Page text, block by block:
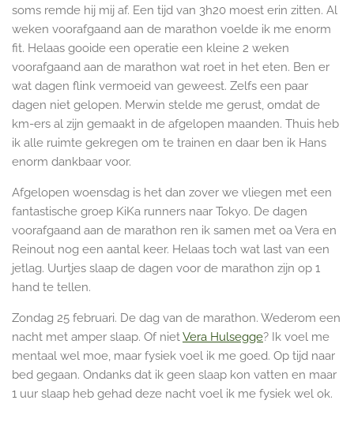
soms remde hij mij af. Een tijd van 3h20 moest erin zitten. Al
weken voorafgaand aan de marathon voelde ik me enorm
fit. Helaas gooide een operatie een kleine 2 weken
voorafgaand aan de marathon wat roet in het eten. Ben er
wat dagen flink vermoeid van geweest. Zelfs een paar
dagen niet gelopen. Merwin stelde me gerust, omdat de
km-ers al zijn gemaakt in de afgelopen maanden. Thuis heb
ik alle ruimte gekregen om te trainen en daar ben ik Hans
enorm dankbaar voor.
Afgelopen woensdag is het dan zover we vliegen met een
fantastische groep KiKa runners naar Tokyo. De dagen
voorafgaand aan de marathon ren ik samen met oa Vera en
Reinout nog een aantal keer. Helaas toch wat last van een
jetlag. Uurtjes slaap de dagen voor de marathon zijn op 1
hand te tellen.
Zondag 25 februari. De dag van de marathon. Wederom een
nacht met amper slaap. Of nietVera Hulsegge? Ik voel me
mentaal wel moe, maar fysiek voel ik me goed. Op tijd naar
bed gegaan. Ondanks dat ik geen slaap kon vatten en maar
1 uur slaap heb gehad deze nacht voel ik me fysiek wel ok.